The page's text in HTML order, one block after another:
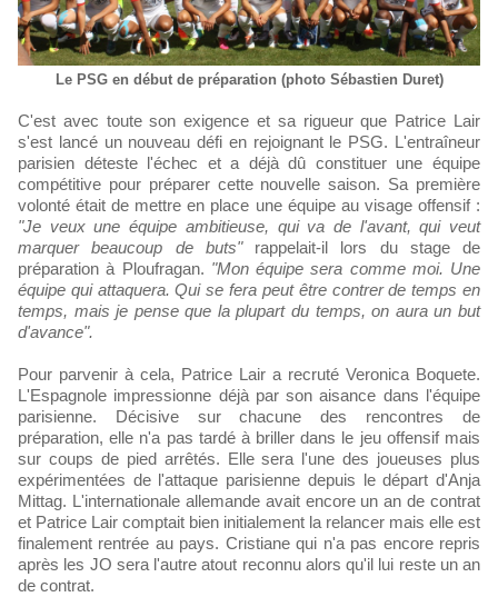
Le PSG en début de préparation (photo Sébastien Duret)
C'est avec toute son exigence et sa rigueur que Patrice Lair
s'est lancé un nouveau défi en rejoignant le PSG. L'entraîneur
parisien déteste l'échec et a déjà dû constituer une équipe
compétitive pour préparer cette nouvelle saison. Sa première
volonté était de mettre en place une équipe au visage offensif :
"Je veux une équipe ambitieuse, qui va de l'avant, qui veut
marquer beaucoup de buts"rappelait-il lors du stage de
préparation à Ploufragan. "Mon équipe sera comme moi. Une
équipe qui attaquera. Qui se fera peut être contrer de temps en
temps, mais je pense que la plupart du temps, on aura un but
d'avance".
Pour parvenir à cela, Patrice Lair a recruté Veronica Boquete.
L'Espagnole impressionne déjà par son aisance dans l'équipe
parisienne. Décisive sur chacune des rencontres de
préparation, elle n'a pas tardé à briller dans le jeu offensif mais
sur coups de pied arrêtés. Elle sera l'une des joueuses plus
expérimentées de l'attaque parisienne depuis le départ d'Anja
Mittag. L'internationale allemande avait encore un an de contrat
et Patrice Lair comptait bien initialement la relancer mais elle est
finalement rentrée au pays. Cristiane qui n'a pas encore repris
après les JO sera l'autre atout reconnu alors qu'il lui reste un an
de contrat.